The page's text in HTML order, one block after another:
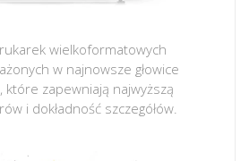
wielkoformatowych
w najnowsze głowice
które zapewniają najwyższą
i dokładność szczegółów.